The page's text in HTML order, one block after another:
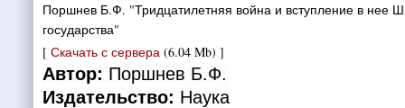
Поршнев Б.Ф. "Тридцатилетняя война и вступление в нее
государства"
[ Скачать с сервера (6.04 Mb) ]
Автор: Поршнев Б.Ф.
Издательство: Наука